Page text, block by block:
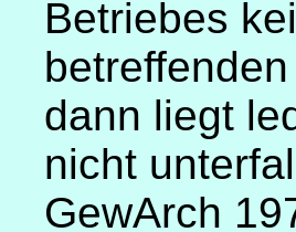
Betriebes
dann liegt
nicht
GewArch